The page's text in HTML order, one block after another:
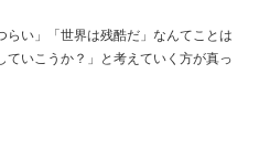
い」「世界は残酷だ」なんてことは
ていこうか？」と考えていく方が真っ